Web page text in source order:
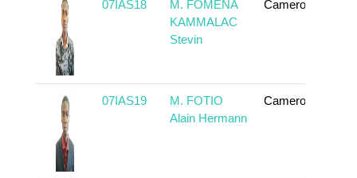
07IAS18
M. FOMENA
KAMMALAC
Stevin
Cameroun
07IAS19
M. FOTIO
Alain Hermann
Cameroun